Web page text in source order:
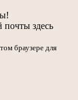
почты здесь
браузере для